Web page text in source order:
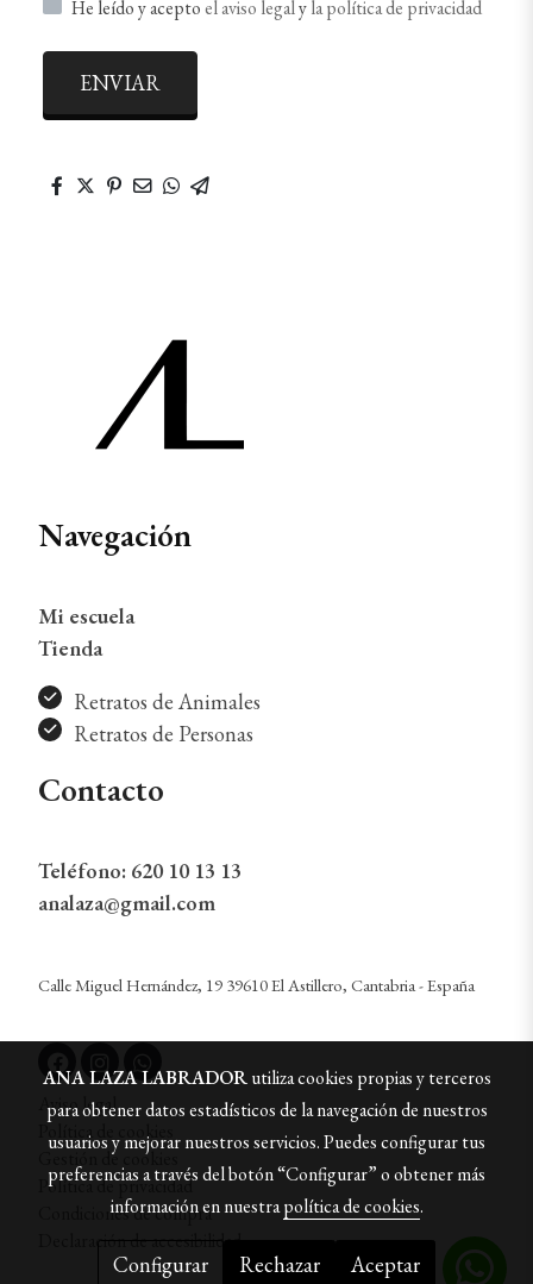
He leído y aceptoel aviso legalyla política de privacidad
ENVIAR
Navegación
Mi escuela
Tienda
Retratos de Animales
Retratos de Personas
Contacto
Teléfono: 620 10 13 13
analaza@gmail.com
Calle Miguel Hernández, 19 39610 El Astillero, Cantabria - España
Aviso legal
Política de cookies
Gestión de cookies
Política de privacidad
Condiciones de compra
Declaración de accesibilidad
ANA LAZA LABRADORutiliza cookies propias y terceros
para obtener datos estadísticos de la navegación de nuestros
usuarios y mejorar nuestros servicios. Puedes configurar tus
preferencias a través del botón “Configurar” o obtener más
información en nuestrapolítica de cookies.
Configurar Rechazar Aceptar